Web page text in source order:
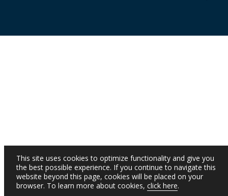
This site uses cookies to optimize functionality and give you
the best possible experience. If you continue to navigate this
website beyond this page, cookies will be placed on your
browser. To learn more about cookies, click here.